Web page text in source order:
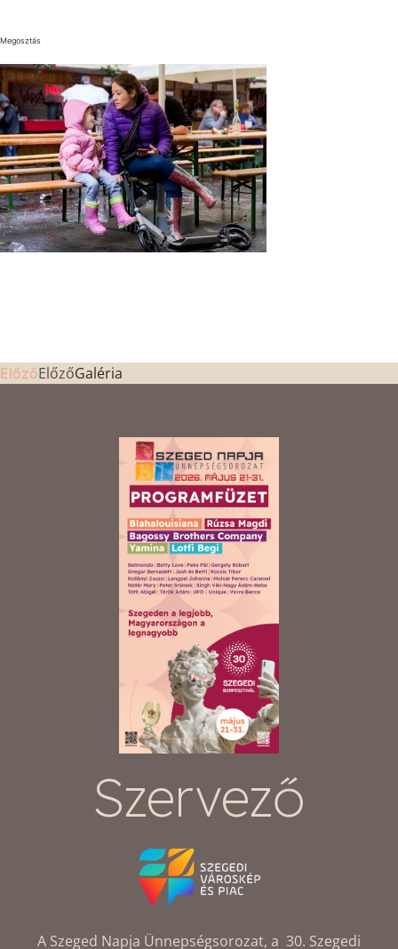
Megosztás
ElőzőElőzőGaléria
Szervező
A Szeged Napja Ünnepségsorozat, a 30. Szegedi